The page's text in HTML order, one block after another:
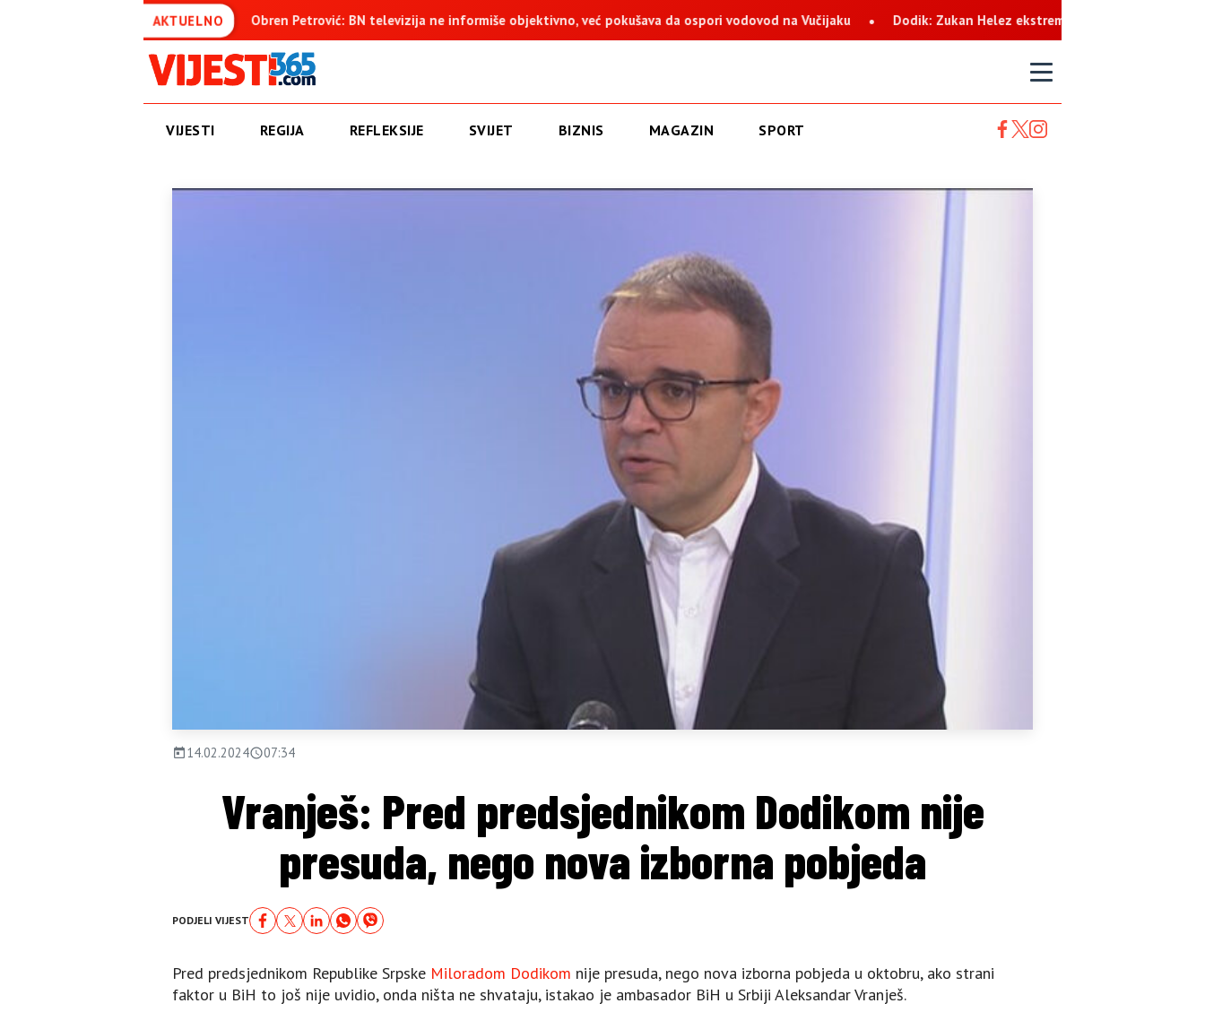
AKTUELNO
Obren Petrović: BN televizija ne informiše objektivno, već pokušava da ospori vodovod na Vučijaku Dodik: Zukan Helez ekstremista koji svaku priliku koristi za
VIJESTI REGIJA REFLEKSIJE SVIJET BIZNIS MAGAZIN SPORT
14.02.2024 07:34
Vranješ: Pred predsjednikom Dodikom nije
presuda, nego nova izborna pobjeda
PODJELI VIJEST
Pred predsjednikom Republike Srpske Miloradom Dodikom nije presuda, nego nova izborna pobjeda u oktobru, ako strani
faktor u BiH to još nije uvidio, onda ništa ne shvataju, istakao je ambasador BiH u Srbiji Aleksandar Vranješ.